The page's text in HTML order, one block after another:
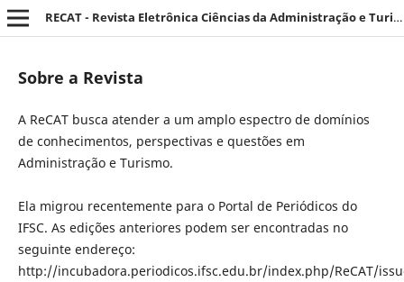
RECAT - Revista Eletrônica Ciências da Administração e Turismo
Sobre a Revista
A ReCAT busca atender a um amplo espectro de domínios
de conhecimentos, perspectivas e questões em
Administração e Turismo.
Ela migrou recentemente para o Portal de Periódicos do
IFSC. As edições anteriores podem ser encontradas no
seguinte endereço:
http://incubadora.periodicos.ifsc.edu.br/index.php/ReCAT/